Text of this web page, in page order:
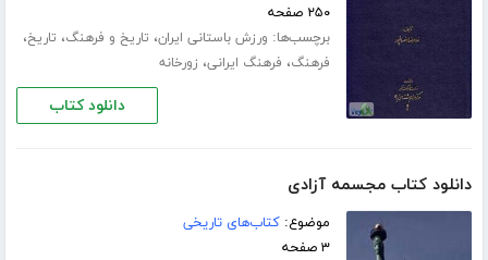
۲۵۰ صفحه
برچسب‌ها: ورزش باستانی ایران، تاریخ و فرهنگ، تاریخ،
فرهنگ، فرهنگ ایرانی، زورخانه
دانلود کتاب
دانلود کتاب مجسمه آزادی
موضوع:کتاب‌های تاریخی
۳ صفحه